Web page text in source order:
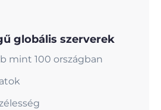
globális szerverek
mint 100 országban